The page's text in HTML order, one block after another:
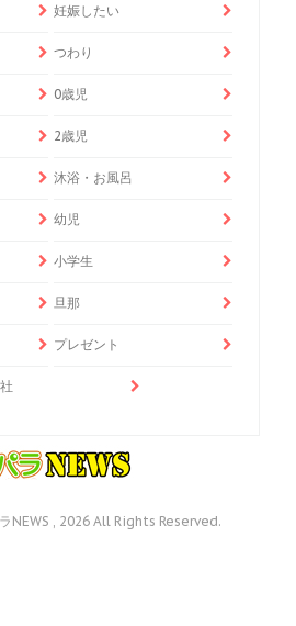
妊娠したい
つわり
0歳児
2歳児
沐浴・お風呂
幼児
小学生
旦那
プレゼント
NEWS , 2026 All Rights Reserved.